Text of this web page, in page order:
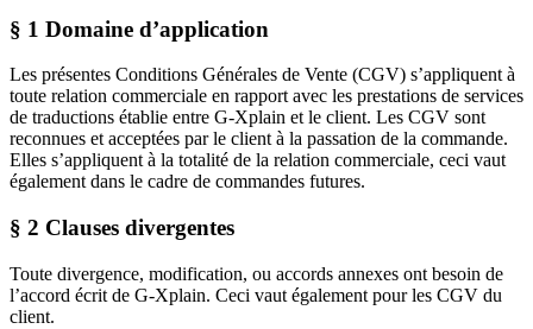
§ 1 Domaine d’application
Les présentes Conditions Générales de Vente (CGV) s’appliquent à
toute relation commerciale en rapport avec les prestations de services
de traductions établie entre G-Xplain et le client. Les CGV sont
reconnues et acceptées par le client à la passation de la commande.
Elles s’appliquent à la totalité de la relation commerciale, ceci vaut
également dans le cadre de commandes futures.
§ 2 Clauses divergentes
Toute divergence, modification, ou accords annexes ont besoin de
l’accord écrit de G-Xplain. Ceci vaut également pour les CGV du
client.